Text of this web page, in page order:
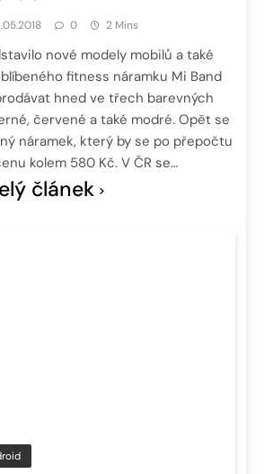
0 2 Mins
nové modely mobilů a také
fitness náramku Mi Band
hned ve třech barevných
červené a také modré. Opět se
náramek, který by se po přepočtu
kolem 580 Kč. V ČR se…
článek